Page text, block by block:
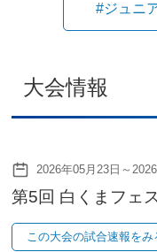
#ジュニ
大会情報
2026年05月23日～
第5回 白くまフェ
この大会の試合速報をみ